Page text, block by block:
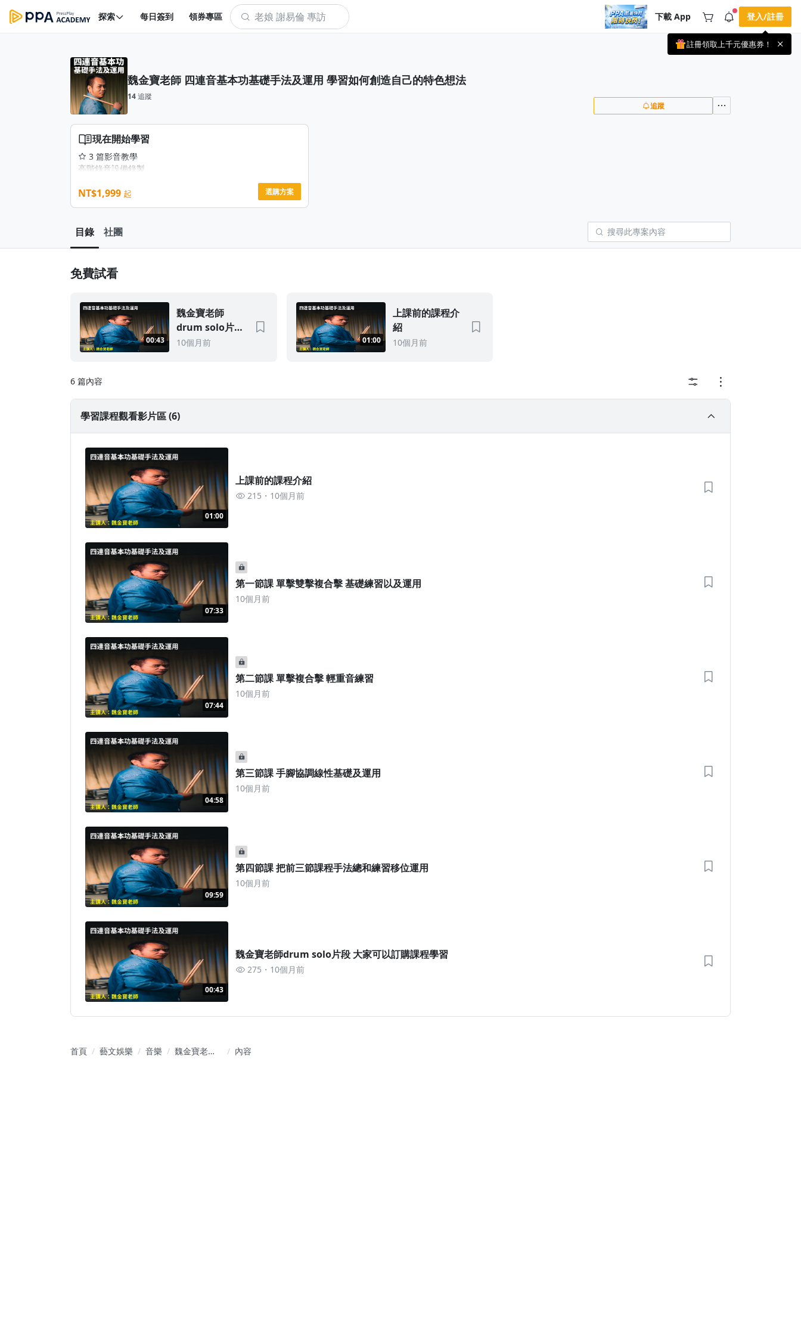
探索 每日簽到 領券專區 下載 App
折 NT$300、再贈最高 2% 點數回饋！
🚀 酷暑來襲．偷偷在冷氣房升級 📈
⭐️ 【冷氣房進修 限時開跑】◾單筆滿
4 天前
登入/註冊
註冊領取上千元優惠券！
魏金寶老師 四連音基本功基礎手法及運用 學習如何創造自己的特色想法
14追蹤
追蹤
現在開始學習
3 篇影音教學
高階錄音設備錄製
無限次回放
NT$1,999 起 選購方案
目錄 社團
免費試看
00:43
魏金寶老師
drum solo片段
大家可以訂購課
10個月前 01:00
上課前的課程介
紹
10個月前
6 篇內容
學習課程觀看影片區 (6)
01:00
上課前的課程介紹
215 10個月前
07:33
第一節課 單擊雙擊複合擊 基礎練習以及運用
10個月前
07:44
第二節課 單擊複合擊 輕重音練習
10個月前
04:58
第三節課 手腳協調線性基礎及運用
10個月前
09:59
第四節課 把前三節課程手法總和練習移位運用
10個月前
00:43
魏金寶老師drum solo片段 大家可以訂購課程學習
275 10個月前
首頁 藝文娛樂 音樂
魏金寶老師
內容